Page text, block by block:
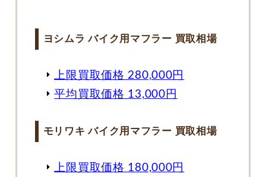
ヨシムラ バイク用マフラー 買取相場
上限買取価格 280,000円
平均買取価格 13,000円
モリワキ バイク用マフラー 買取相場
上限買取価格 180,000円